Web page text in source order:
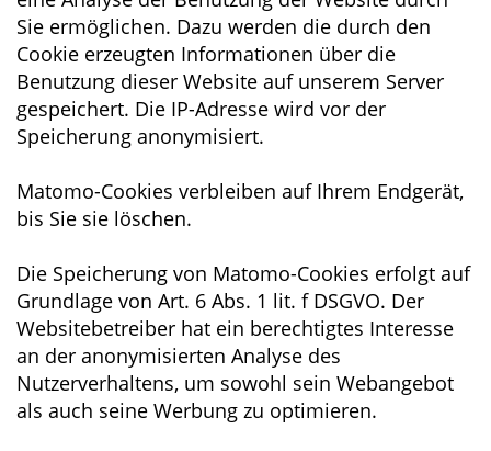
Sie ermöglichen. Dazu werden die durch den
Cookie erzeugten Informationen über die
Benutzung dieser Website auf unserem Server
gespeichert. Die IP-Adresse wird vor der
Speicherung anonymisiert.
Matomo-Cookies verbleiben auf Ihrem Endgerät,
bis Sie sie löschen.
Die Speicherung von Matomo-Cookies erfolgt auf
Grundlage von Art. 6 Abs. 1 lit. f DSGVO. Der
Websitebetreiber hat ein berechtigtes Interesse
an der anonymisierten Analyse des
Nutzerverhaltens, um sowohl sein Webangebot
als auch seine Werbung zu optimieren.